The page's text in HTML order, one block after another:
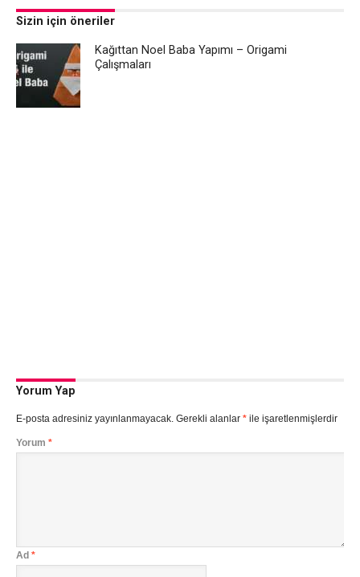
Sizin için öneriler
Kağıttan Noel Baba Yapımı – Origami
Çalışmaları
Yorum Yap
E-posta adresiniz yayınlanmayacak. Gerekli alanlar *ile işaretlenmişlerdir
Yorum *
Ad *